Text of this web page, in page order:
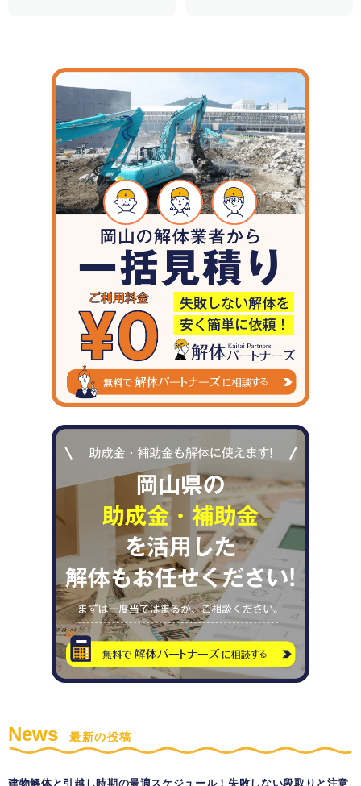
News 最新の投稿
建物解体と引越し時期の最適スケジュール！失敗しない段取りと注意